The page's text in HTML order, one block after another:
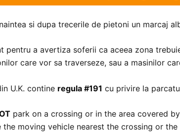
si dupa trecerile de pietoni un marcaj
pentru a avertiza soferii ca aceea zona
care vor sa traverseze, sau a masinilor
U.K. contine regula #191 cu privire la
park on a crossing or in the area covered
the moving vehicle nearest the crossing or